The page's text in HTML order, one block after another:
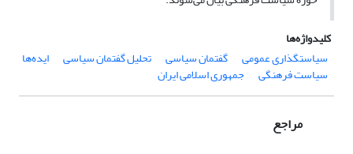
کلیدواژه‌ها
سیاستگذاری عمومی
گفتمان سیاسی تحلیل گفتمان سیاسی ایده‌ها
سیاست فرهنگی جمهوری اسلامی ایران
مراجع